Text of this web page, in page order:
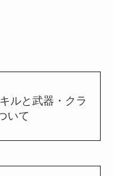
ルと武器・クラ
いて